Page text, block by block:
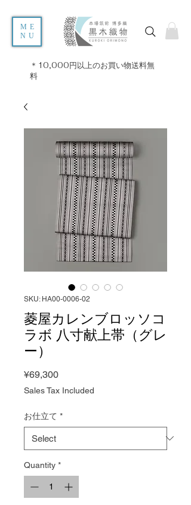
ME
NU
＊10,000円以上のお買い物送料無
料
SKU: HA00-0006-02
菱屋カレンブロッソコ
ラボ 八寸献上帯（グレ
ー）
¥69,300Price
Sales Tax Included
お仕立て *
Quantity *